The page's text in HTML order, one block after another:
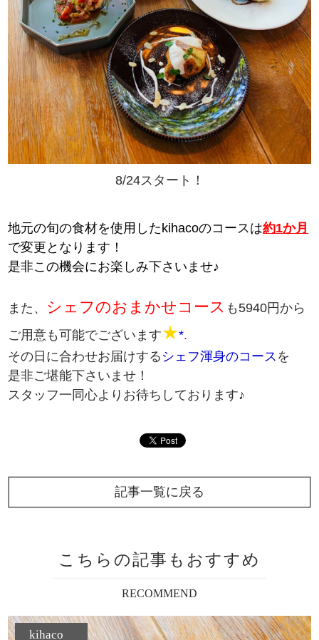
8/24スタート！
地元の旬の食材を使用したkihacoのコースは約1か月
で変更となります！
是非この機会にお楽しみ下さいませ♪
また、 シェフのおまかせコース も5940円から
ご用意も可能でございます★*.
その日に合わせお届けする シェフ渾身のコース を
是非ご堪能下さいませ！
スタッフ一同心よりお待ちしております♪
記事一覧に戻る
こちらの記事もおすすめ
RECOMMEND
ランチ
kihaco